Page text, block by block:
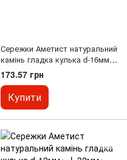
Сережки Аметист натуральний
камінь гладка кулька d-16мм+-
L-38мм+-
173.57 грн
Купити